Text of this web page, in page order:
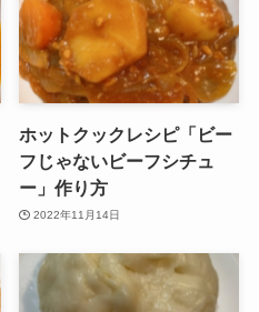
ホットクックレシピ「ビー
フじゃないビーフシチュ
ー」作り方
2022年11月14日